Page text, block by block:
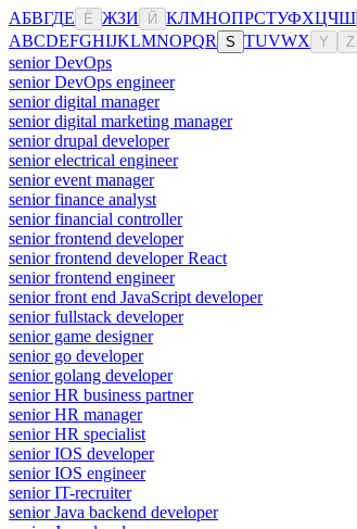
АБВГДЕ Ё ЖЗИ Й КЛМНОПРСТУФХЦЧШ
ABCDEFGHIJKLMNOPQR S TUVWX Y Z
senior DevOps
senior DevOps engineer
senior digital manager
senior digital marketing manager
senior drupal developer
senior electrical engineer
senior event manager
senior finance analyst
senior financial controller
senior frontend developer
senior frontend developer React
senior frontend engineer
senior front end JavaScript developer
senior fullstack developer
senior game designer
senior go developer
senior golang developer
senior HR business partner
senior HR manager
senior HR specialist
senior IOS developer
senior IOS engineer
senior IT-recruiter
senior Java backend developer